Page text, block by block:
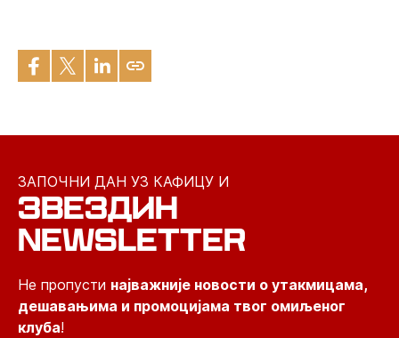
ЗАПОЧНИ ДАН УЗ КАФИЦУ И
ЗВЕЗДИН
NEWSLETTER
Не пропусти најважније новости о утакмицама,
дешавањима и промоцијама твог омиљеног
клуба!